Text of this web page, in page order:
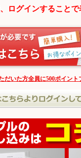
ログインすることで
だいた方全員に500ポイント